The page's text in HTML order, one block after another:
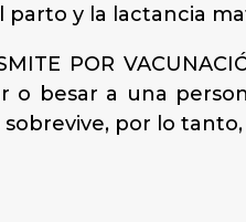
parto y la lactancia
POR
o besar a una
por lo